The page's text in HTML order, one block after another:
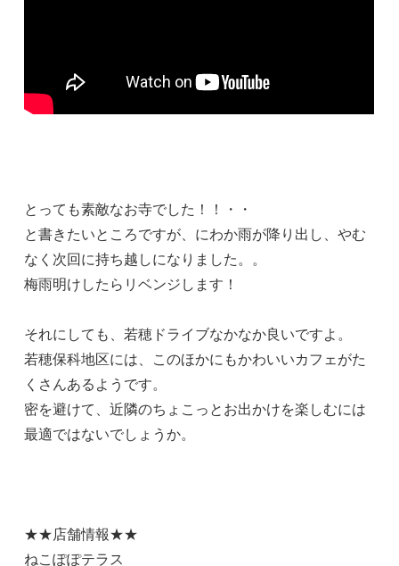
とっても素敵なお寺でした！！・・
と書きたいところですが、にわか雨が降り出し、やむ
なく次回に持ち越しになりました。。
梅雨明けしたらリベンジします！
それにしても、若穂ドライブなかなか良いですよ。
若穂保科地区には、このほかにもかわいいカフェがた
くさんあるようです。
密を避けて、近隣のちょこっとお出かけを楽しむには
最適ではないでしょうか。
★★店舗情報★★
ねこぽぽテラス